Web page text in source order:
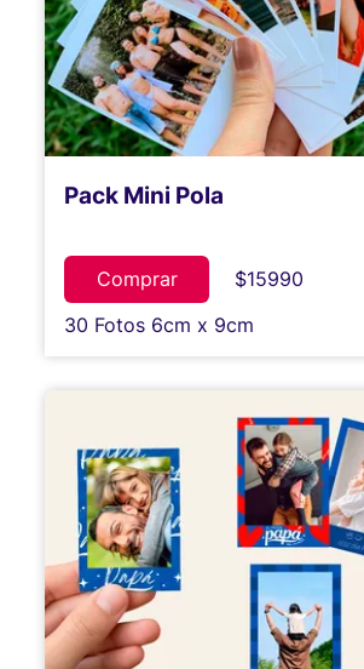
Pack Mini Pola
Comprar
$15990
30 Fotos 6cm x 9cm